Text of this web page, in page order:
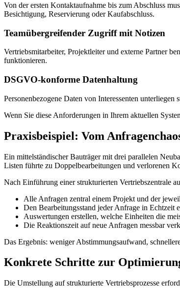
Von der ersten Kontaktaufnahme bis zum Abschluss
Besichtigung, Reservierung oder Kaufabschluss.
Teamübergreifender Zugriff mit Notizen
Vertriebsmitarbeiter, Projektleiter und externe Partner
funktionieren.
DSGVO-konforme Datenhaltung
Personenbezogene Daten von Interessenten
Wenn Sie diese Anforderungen in Ihrem aktuellen
Praxisbeispiel: Vom
Ein mittelständischer Bauträger mit drei parallelen
Listen führte zu Doppelbearbeitungen und verlorenen
Nach Einführung einer strukturierten Vertriebszentrale
Alle Anfragen zentral einem Projekt und der
Den Bearbeitungsstand jeder Anfrage in Echtzeit
Auswertungen erstellen, welche Einheiten die
Die Reaktionszeit auf neue Anfragen messbar
Das Ergebnis: weniger Abstimmungsaufwand,
Konkrete Schritte zur
Die Umstellung auf strukturierte Vertriebsprozesse